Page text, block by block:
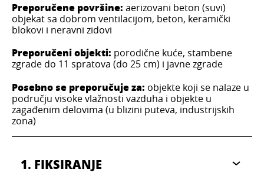
Preporučene površine: aerizovani beton (suvi)
objekat sa dobrom ventilacijom, beton, keramički
blokovi i neravni zidovi
Preporučeni objekti: porodične kuće, stambene
zgrade do 11 spratova (do 25 cm) i javne zgrade
Posebno se preporučuje za: objekte koji se nalaze u
području visoke vlažnosti vazduha i objekte u
zagađenim delovima (u blizini puteva, industrijskih
zona)
1. FIKSIRANJE